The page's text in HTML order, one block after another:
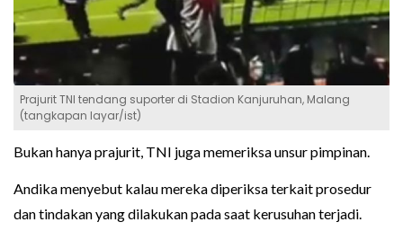
Prajurit TNI tendang suporter di Stadion Kanjuruhan, Malang
(tangkapan layar/ist)
Bukan hanya prajurit, TNI juga memeriksa unsur pimpinan.
Andika menyebut kalau mereka diperiksa terkait prosedur
dan tindakan yang dilakukan pada saat kerusuhan terjadi.